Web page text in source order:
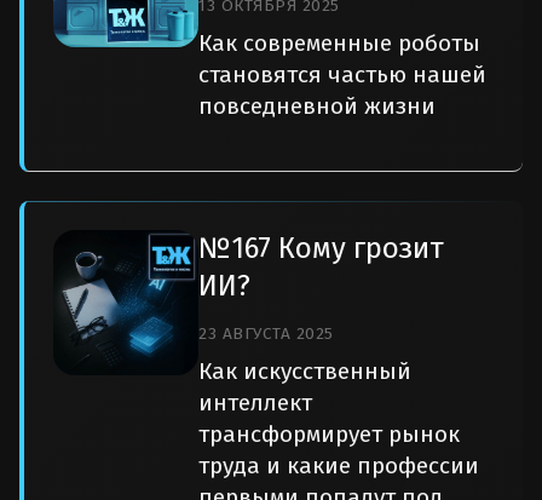
13 ОКТЯБРЯ 2025
Как современные роботы
становятся частью нашей
повседневной жизни
№167 Кому грозит
ИИ?
23 АВГУСТА 2025
Как искусственный
интеллект
трансформирует рынок
труда и какие профессии